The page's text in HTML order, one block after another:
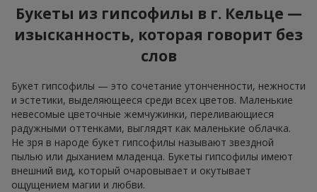
Букеты из гипсофилы в г. Кельце —
изысканность, которая говорит без
слов
Букет гипсофилы — это сочетание утонченности, нежности
и эстетики, выделяющееся среди всех цветов. Маленькие
невесомые цветочные жемчужинки, переливающиеся
радужными оттенками, выглядят как маленькие облачка.
Не зря в народе букет гипсофилы называют звездной
пылью или дыханием младенца. Букеты гипсофилы имеют
внешний вид, который очаровывает и окутывает
ощущением магии и любви.